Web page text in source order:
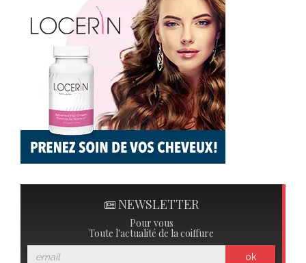
NEWSLETTER
Pour vous
Toute l'actualité de la coiffure
ok